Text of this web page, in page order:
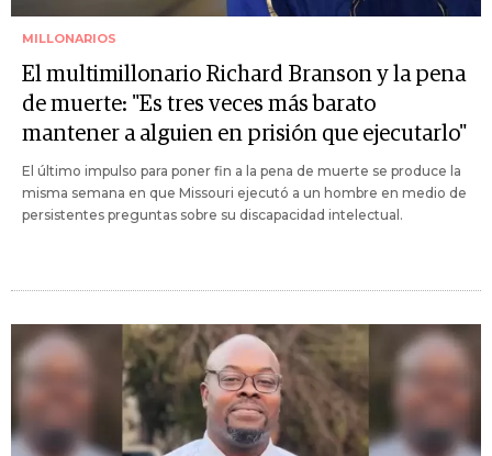
MILLONARIOS
El multimillonario Richard Branson y la pena
de muerte: "Es tres veces más barato
mantener a alguien en prisión que ejecutarlo"
El último impulso para poner fin a la pena de muerte se produce la
misma semana en que Missouri ejecutó a un hombre en medio de
persistentes preguntas sobre su discapacidad intelectual.